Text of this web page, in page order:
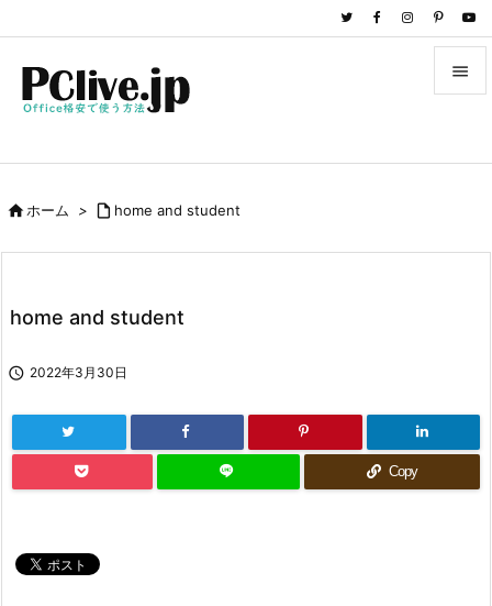

前へ
ホーム >  home and student
home and student
 2022年3月30日
Copy